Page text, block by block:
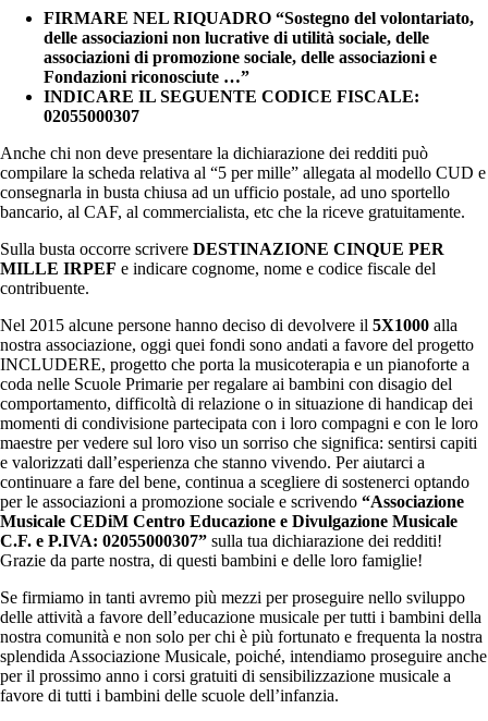
FIRMARE NEL RIQUADRO “Sostegno del volontariato,
delle associazioni non lucrative di utilità sociale, delle
associazioni di promozione sociale, delle associazioni e
Fondazioni riconosciute …”
INDICARE IL SEGUENTE CODICE FISCALE:
02055000307
Anche chi non deve presentare la dichiarazione dei redditi può
compilare la scheda relativa al “5 per mille” allegata al modello CUD e
consegnarla in busta chiusa ad un ufficio postale, ad uno sportello
bancario, al CAF, al commercialista, etc che la riceve gratuitamente.
Sulla busta occorre scrivere DESTINAZIONE CINQUE PER
MILLE IRPEF e indicare cognome, nome e codice fiscale del
contribuente.
Nel 2015 alcune persone hanno deciso di devolvere il 5X1000 alla
nostra associazione, oggi quei fondi sono andati a favore del progetto
INCLUDERE, progetto che porta la musicoterapia e un pianoforte a
coda nelle Scuole Primarie per regalare ai bambini con disagio del
comportamento, difficoltà di relazione o in situazione di handicap dei
momenti di condivisione partecipata con i loro compagni e con le loro
maestre per vedere sul loro viso un sorriso che significa: sentirsi capiti
e valorizzati dall’esperienza che stanno vivendo. Per aiutarci a
continuare a fare del bene, continua a scegliere di sostenerci optando
per le associazioni a promozione sociale e scrivendo “Associazione
Musicale CEDiM Centro Educazione e Divulgazione Musicale
C.F. e P.IVA: 02055000307” sulla tua dichiarazione dei redditi!
Grazie da parte nostra, di questi bambini e delle loro famiglie!
Se firmiamo in tanti avremo più mezzi per proseguire nello sviluppo
delle attività a favore dell’educazione musicale per tutti i bambini della
nostra comunità e non solo per chi è più fortunato e frequenta la nostra
splendida Associazione Musicale, poiché, intendiamo proseguire anche
per il prossimo anno i corsi gratuiti di sensibilizzazione musicale a
favore di tutti i bambini delle scuole dell’infanzia.